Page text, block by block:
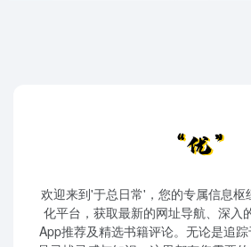
欢迎来到'于总日常'，您的专属信息枢
化平台，获取最新的网址导航、深入
App推荐及精选书籍评论。无论是追